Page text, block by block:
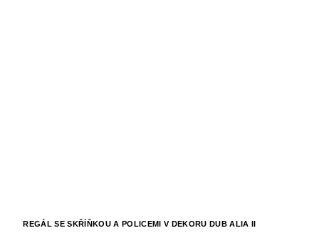
REGÁL SE SKŘÍŇKOU A POLICEMI V DEKORU DUB ALIA II